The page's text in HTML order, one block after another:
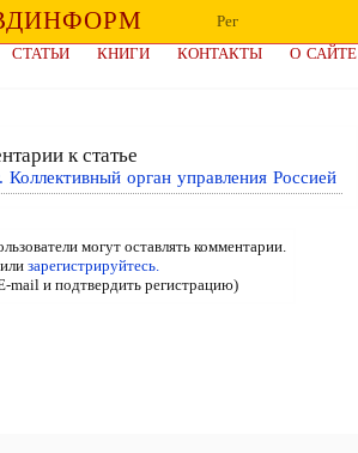
Рег
СТАТЬИ КНИГИ КОНТАКТЫ
О САЙТЕ
к статье
орган управления Россией
могут оставлять комментарии.
зарегистрируйтесь.
mail и подтвердить регистрацию)